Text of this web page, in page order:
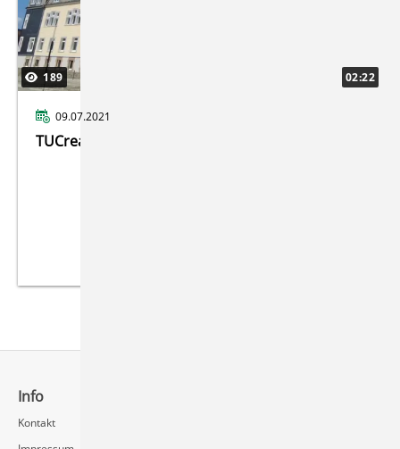
189 02:22
09.07.2021
TUCreate Imagefilm
Info
Kontakt